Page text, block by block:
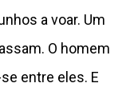
a voar. Um
O homem
entre eles. E